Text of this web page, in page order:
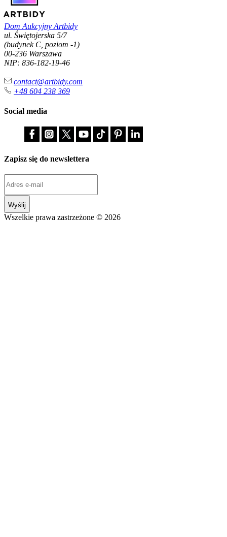
Dom Aukcyjny Artbidy
ul. Świętojerska 5/7
(budynek C, poziom -1)
00-236 Warszawa
NIP: 836-182-19-46
contact@artbidy.com
+48 604 238 369
Social media
Zapisz się do newslettera
Wyślij
Wszelkie prawa zastrzeżone © 2026